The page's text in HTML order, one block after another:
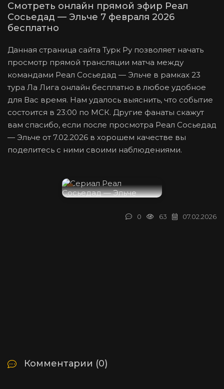
Данная страница сайта Турк Ру позволяет начать
просмотр прямой трансляции матча между
командами Реал Сосьедад — Эльче в рамках 23
тура Ла Лига онлайн бесплатно в любое удобное
для Вас время. Нам удалось выяснить, что событие
состоится в 23:00 по МСК. Другие фанаты скажут
вам спасибо, если после просмотра Реал Сосьедад
— Эльче от 7.02.2026 в хорошем качестве вы
поделитесь с ними своими наблюдениями.
Смотреть онлайн прямой эфир Реал
Сосьедад — Эльче 7 февраля 2026
бесплатно
07.02.2026
63
0
Комментарии (0)